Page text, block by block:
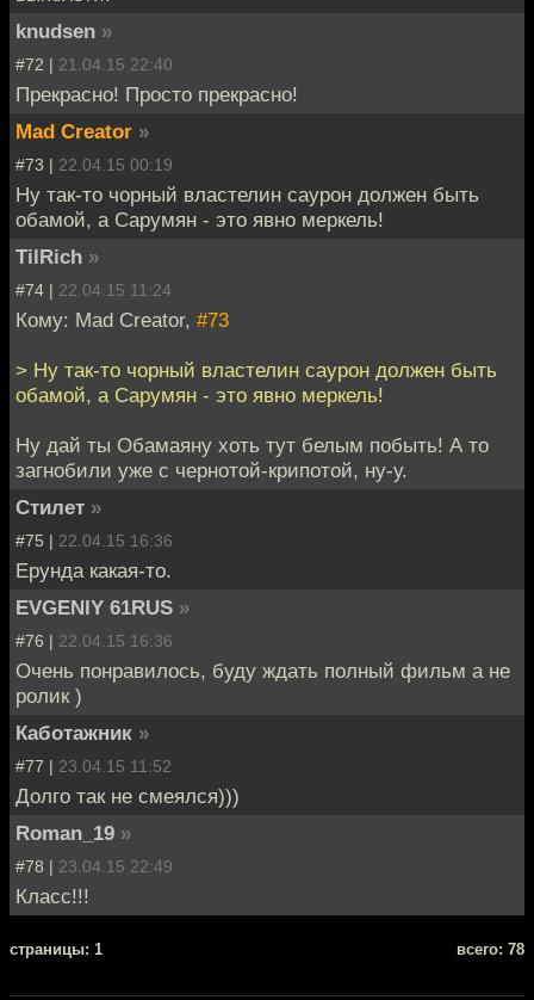
knudsen »
#72 | 21.04.15 22:40
Прекрасно! Просто прекрасно!
Mad Creator »
#73 | 22.04.15 00:19
Ну так-то чорный властелин саурон должен быть
обамой, а Сарумян - это явно меркель!
TilRich »
#74 | 22.04.15 11:24
Кому: Mad Creator, #73
> Ну так-то чорный властелин саурон должен быть
обамой, а Сарумян - это явно меркель!
Ну дай ты Обамаяну хоть тут белым побыть! А то
загнобили уже с чернотой-крипотой, ну-у.
Стилет »
#75 | 22.04.15 16:36
Ерунда какая-то.
EVGENIY 61RUS »
#76 | 22.04.15 16:36
Очень понравилось, буду ждать полный фильм а не
ролик )
Каботажник »
#77 | 23.04.15 11:52
Долго так не смеялся)))
Roman_19 »
#78 | 23.04.15 22:49
Класс!!!
cтраницы: 1 всего: 78